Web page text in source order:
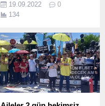
meydana geldi.
19.09.2022
0
134